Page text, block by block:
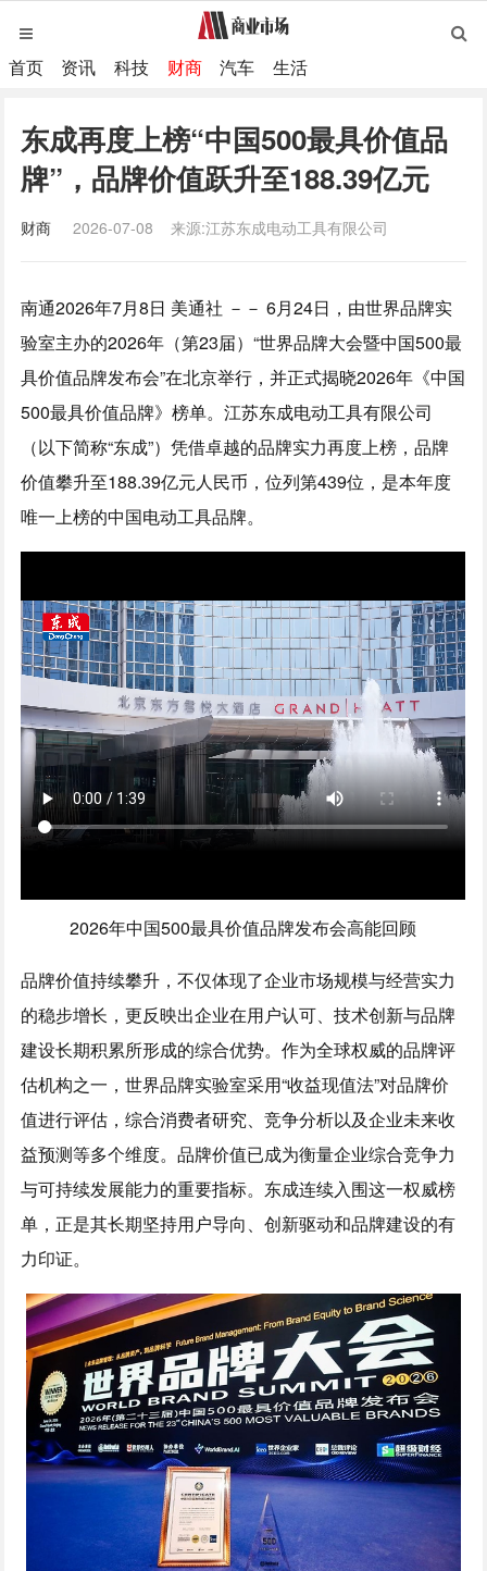
首页 资讯 科技 财商 汽车 生活
东成再度上榜“中国500最具价值品
牌”，品牌价值跃升至188.39亿元
财商 2026-07-08 来源:江苏东成电动工具有限公司
南通2026年7月8日 美通社 －－ 6月24日，由世界品牌实
验室主办的2026年（第23届）“世界品牌大会暨中国500最
具价值品牌发布会”在北京举行，并正式揭晓2026年《中国
500最具价值品牌》榜单。江苏东成电动工具有限公司
（以下简称“东成”）凭借卓越的品牌实力再度上榜，品牌
价值攀升至188.39亿元人民币，位列第439位，是本年度
唯一上榜的中国电动工具品牌。
2026年中国500最具价值品牌发布会高能回顾
品牌价值持续攀升，不仅体现了企业市场规模与经营实力
的稳步增长，更反映出企业在用户认可、技术创新与品牌
建设长期积累所形成的综合优势。作为全球权威的品牌评
估机构之一，世界品牌实验室采用“收益现值法”对品牌价
值进行评估，综合消费者研究、竞争分析以及企业未来收
益预测等多个维度。品牌价值已成为衡量企业综合竞争力
与可持续发展能力的重要指标。东成连续入围这一权威榜
单，正是其长期坚持用户导向、创新驱动和品牌建设的有
力印证。